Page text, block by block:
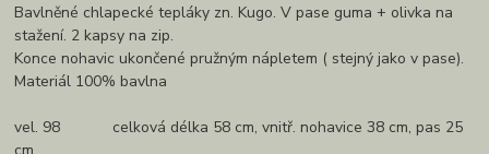
Bavlněné chlapecké tepláky zn. Kugo. V pase guma + olivka na
stažení. 2 kapsy na zip.
Konce nohavic ukončené pružným nápletem ( stejný jako v pase).
Materiál 100% bavlna
vel. 98 celková délka 58 cm, vnitř. nohavice 38 cm, pas 25
cm